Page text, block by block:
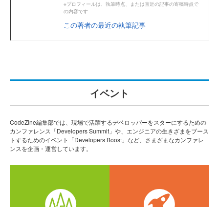
※プロフィールは、執筆時点、または直近の記事の寄稿時点で
の内容です
この著者の最近の執筆記事
イベント
CodeZine編集部では、現場で活躍するデベロッパーをスターにするための
カンファレンス「Developers Summit」や、エンジニアの生きざまをブース
トするためのイベント「Developers Boost」など、さまざまなカンファレ
ンスを企画・運営しています。